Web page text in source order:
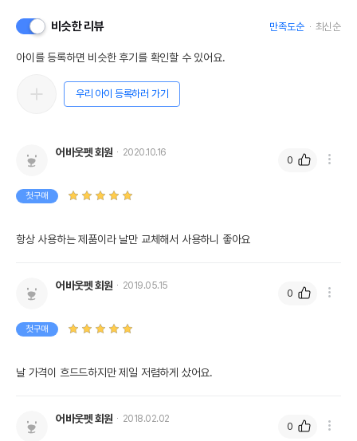
AS책임자와 전화번호
또는 소비자상담 관련
전화번호
유통기한이 최소 2026.12.08이거나 그
이후인 상품이 출고됩니다.
비슷한 리뷰 만족도순 최신순
아이를 등록하면 비슷한 후기를 확인할 수 있어요.
우리 아이 등록하러 가기
어바웃펫 회원 2020.10.16
첫구매
항상 사용하는 제품이라 날만 교체해서 사용하니 좋아요
0
어바웃펫 회원 2019.05.15
첫구매
날 가격이 흐드드하지만 제일 저렴하게 샀어요.
0
어바웃펫 회원 2018.02.02
0